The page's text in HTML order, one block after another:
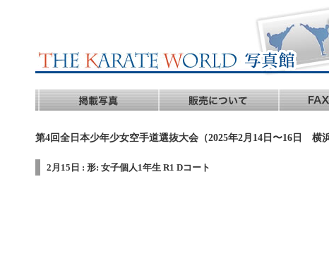
第4回全日本少年少女空手道選抜大会（2025年2月14日〜16日 横
2月15日 : 形: 女子個人1年生 R1 Dコート